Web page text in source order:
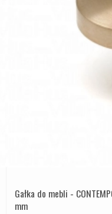
Gałka do mebli -
mm